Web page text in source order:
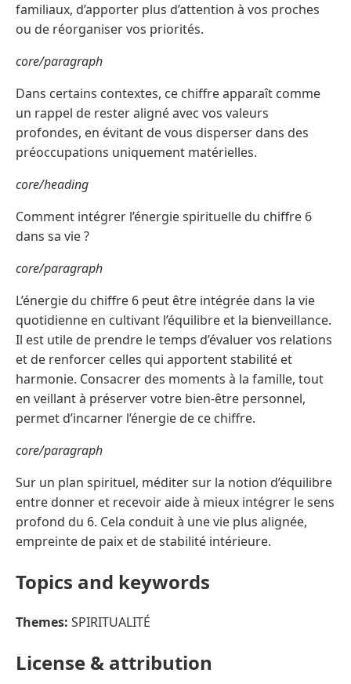
familiaux, d’apporter plus d’attention à vos proches
ou de réorganiser vos priorités.
core/paragraph
Dans certains contextes, ce chiffre apparaît comme
un rappel de rester aligné avec vos valeurs
profondes, en évitant de vous disperser dans des
préoccupations uniquement matérielles.
core/heading
Comment intégrer l’énergie spirituelle du chiffre 6
dans sa vie ?
core/paragraph
L’énergie du chiffre 6 peut être intégrée dans la vie
quotidienne en cultivant l’équilibre et la bienveillance.
Il est utile de prendre le temps d’évaluer vos relations
et de renforcer celles qui apportent stabilité et
harmonie. Consacrer des moments à la famille, tout
en veillant à préserver votre bien-être personnel,
permet d’incarner l’énergie de ce chiffre.
core/paragraph
Sur un plan spirituel, méditer sur la notion d’équilibre
entre donner et recevoir aide à mieux intégrer le sens
profond du 6. Cela conduit à une vie plus alignée,
empreinte de paix et de stabilité intérieure.
Topics and keywords
Themes: SPIRITUALITÉ
License & attribution